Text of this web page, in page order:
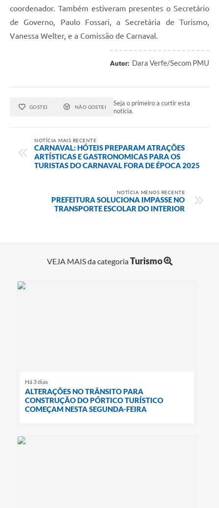
coordenador. Também estiveram presentes o Secretário
de Governo, Paulo Fossari, a Secretária de Turismo,
Vanessa Welter, e a Comissão de Carnaval.
Autor: Dara Verfe/Secom PMU
GOSTEI NÃO GOSTEI
Seja o primeiro a curtir esta
notícia.
NOTÍCIA MAIS RECENTE
CARNAVAL: HÓTEIS PREPARAM ATRAÇÕES
ARTÍSTICAS E GASTRONOMICAS PARA OS
TURISTAS DO CARNAVAL FORA DE ÉPOCA 2025
NOTÍCIA MENOS RECENTE
PREFEITURA SOLUCIONA IMPASSE NO
TRANSPORTE ESCOLAR DO INTERIOR
VEJA MAIS da categoriaTurismo
Há 3 dias
ALTERAÇÕES NO TRÂNSITO PARA
CONSTRUÇÃO DO PÓRTICO TURÍSTICO
COMEÇAM NESTA SEGUNDA-FEIRA